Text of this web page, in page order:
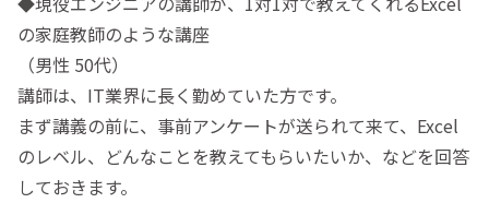
の家庭教師のような講座
（男性 50代）
講師は、IT業界に長く勤めていた方です。
まず講義の前に、事前アンケートが送られて来て、Excel
のレベル、どんなことを教えてもらいたいか、などを回答
しておきます。